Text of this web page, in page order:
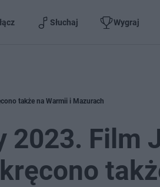
Słuchaj Wygraj
także na Warmii i Mazurach
2023. Film